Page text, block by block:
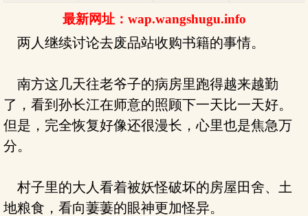
最新网址：wap.wangshugu.info
两人继续讨论去废品站收购书籍的事情。
南方这几天往老爷子的病房里跑得越来越勤
了，看到孙长江在师意的照顾下一天比一天好。
但是，完全恢复好像还很漫长，心里也是焦急万
分。
村子里的大人看着被妖怪破坏的房屋田舍、土
地粮食，看向萋萋的眼神更加怪异。